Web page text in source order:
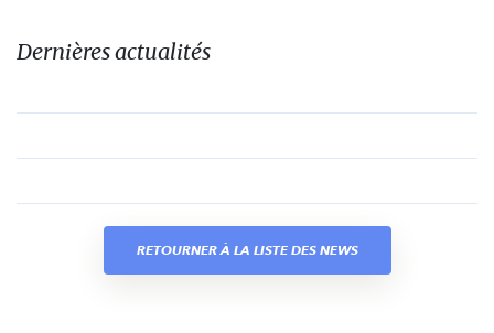
Dernières actualités
RETOURNER À LA LISTE DES NEWS